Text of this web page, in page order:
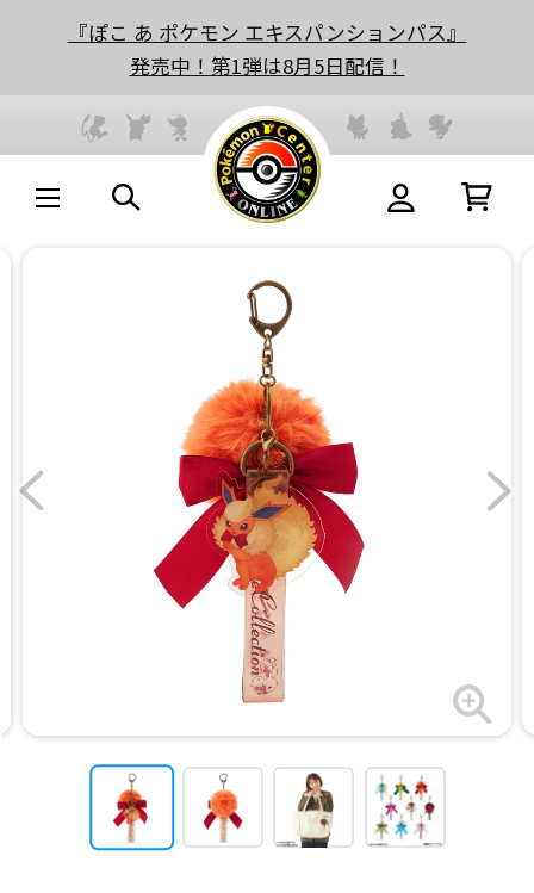
『ぽこ あ ポケモン エキスパンションパス』
発売中！第1弾は8月5日配信！